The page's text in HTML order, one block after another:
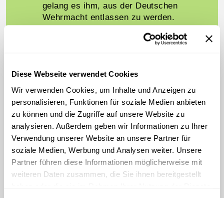
Diese Webseite verwendet Cookies
Wir verwenden Cookies, um Inhalte und Anzeigen zu
personalisieren, Funktionen für soziale Medien anbieten
zu können und die Zugriffe auf unsere Website zu
analysieren. Außerdem geben wir Informationen zu Ihrer
Verwendung unserer Website an unsere Partner für
soziale Medien, Werbung und Analysen weiter. Unsere
Partner führen diese Informationen möglicherweise mit
weiteren Daten zusammen, die Sie ihnen bereitgestellt
gelang es ihm, aus der Deutschen
Wehrmacht entlassen zu werden.
Nachdem seine Frau eine
Bombardierung durch die Alliierten gegen
Kriegsende nur knapp überlebt hatte,
ließ Hans Sindelar seinem Zorn
gegenüber dem NS-Regime freien Lauf.
Nur mit Glück und einer List gelang es
ihm, aus dem Rüstungsbetrieb, in dem
er dienstverpflichtet war, zu flüchten.